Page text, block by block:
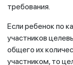
требования.
Если ребенок по
участников
общего их
участником, то